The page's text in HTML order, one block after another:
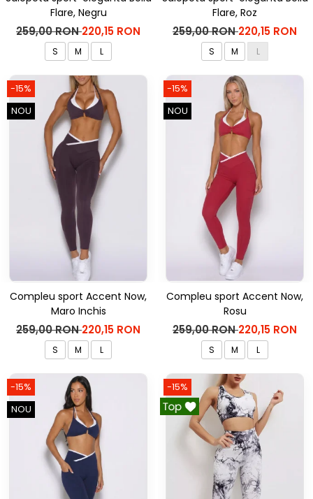
Flare, Negru
259,00 RON220,15 RON
S M L
Flare, Roz
259,00 RON220,15 RON
S M L
-15%
NOU
Compleu sport Accent Now,
Maro Inchis
259,00 RON220,15 RON
S M L
-15%
NOU
Compleu sport Accent Now,
Rosu
259,00 RON220,15 RON
S M L
-15%
NOU
-15%